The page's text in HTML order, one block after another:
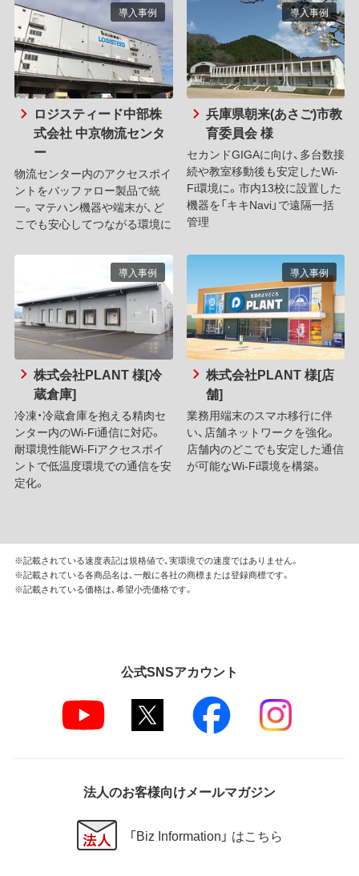
ロジスティード中部株
式会社 中京物流センタ
ー
物流センター内のアクセスポイ
ントをバッファロー製品で統
一。マテハン機器や端末が、ど
こでも安心してつながる環境に
導入事例
兵庫県朝来(あさご)市教
育委員会 様
セカンドGIGAに向け、多台数接
続や教室移動後も安定したWi-
Fi環境に。市内13校に設置した
機器を「キキNavi」で遠隔一括
管理
導入事例
株式会社PLANT 様[冷
蔵倉庫]
冷凍・冷蔵倉庫を抱える精肉セ
ンター内のWi-Fi通信に対応。
耐環境性能Wi-Fiアクセスポイ
ントで低温度環境での通信を安
定化。
導入事例
株式会社PLANT 様[店
舗]
業務用端末のスマホ移行に伴
い、店舗ネットワークを強化。
店舗内のどこでも安定した通信
が可能なWi-Fi環境を構築。
導入事例
※記載されている速度表記は規格値で、実環境での速度ではありません。
※記載されている各商品名は、一般に各社の商標または登録商標です。
※記載されている価格は、希望小売価格です。
公式SNSアカウント
法人のお客様向けメールマガジン
「Biz Information」 はこちら